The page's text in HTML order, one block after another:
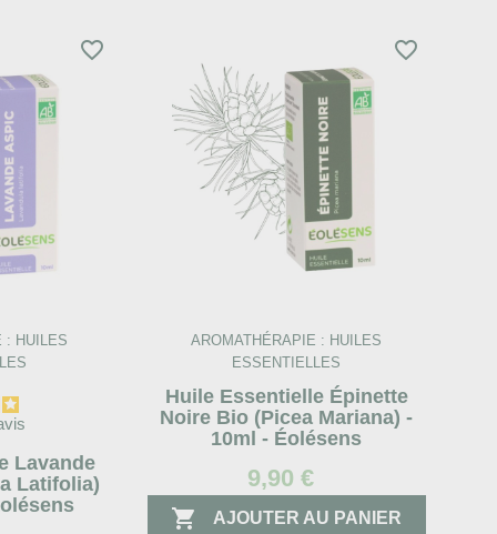
: HUILES
Lavande
Latifolia)
favorite_border
AROMATHÉRAPIE : HUILES
ESSENTIELLES
Huile Essentielle Épinette
Noire Bio (Picea Mariana) -
10ml - Éolésens
9,90 €
 AJOUTER AU PANIER
favorite_border